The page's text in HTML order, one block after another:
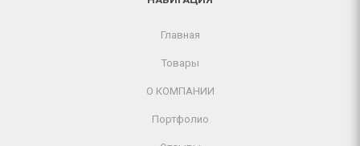
Главная
Товары
О КОМПАНИИ
Портфолио